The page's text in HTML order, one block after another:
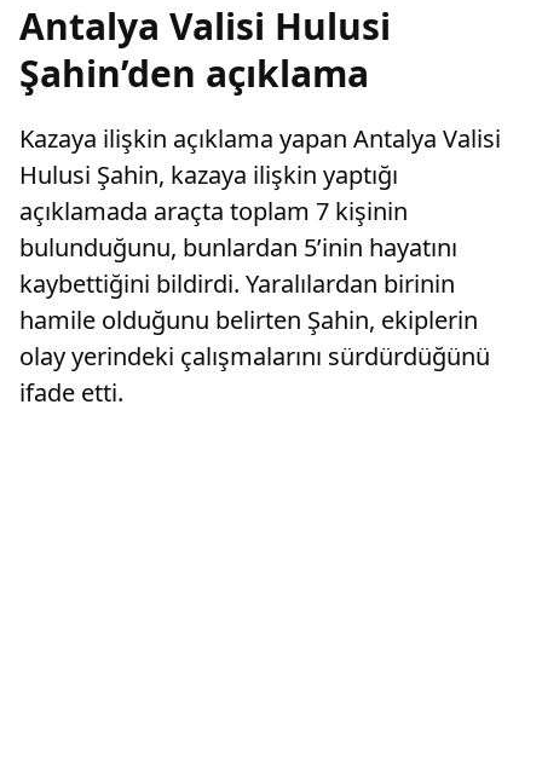
Antalya Valisi Hulusi
Şahin’den açıklama
Kazaya ilişkin açıklama yapan Antalya Valisi
Hulusi Şahin, kazaya ilişkin yaptığı
açıklamada araçta toplam 7 kişinin
bulunduğunu, bunlardan 5’inin hayatını
kaybettiğini bildirdi. Yaralılardan birinin
hamile olduğunu belirten Şahin, ekiplerin
olay yerindeki çalışmalarını sürdürdüğünü
ifade etti.